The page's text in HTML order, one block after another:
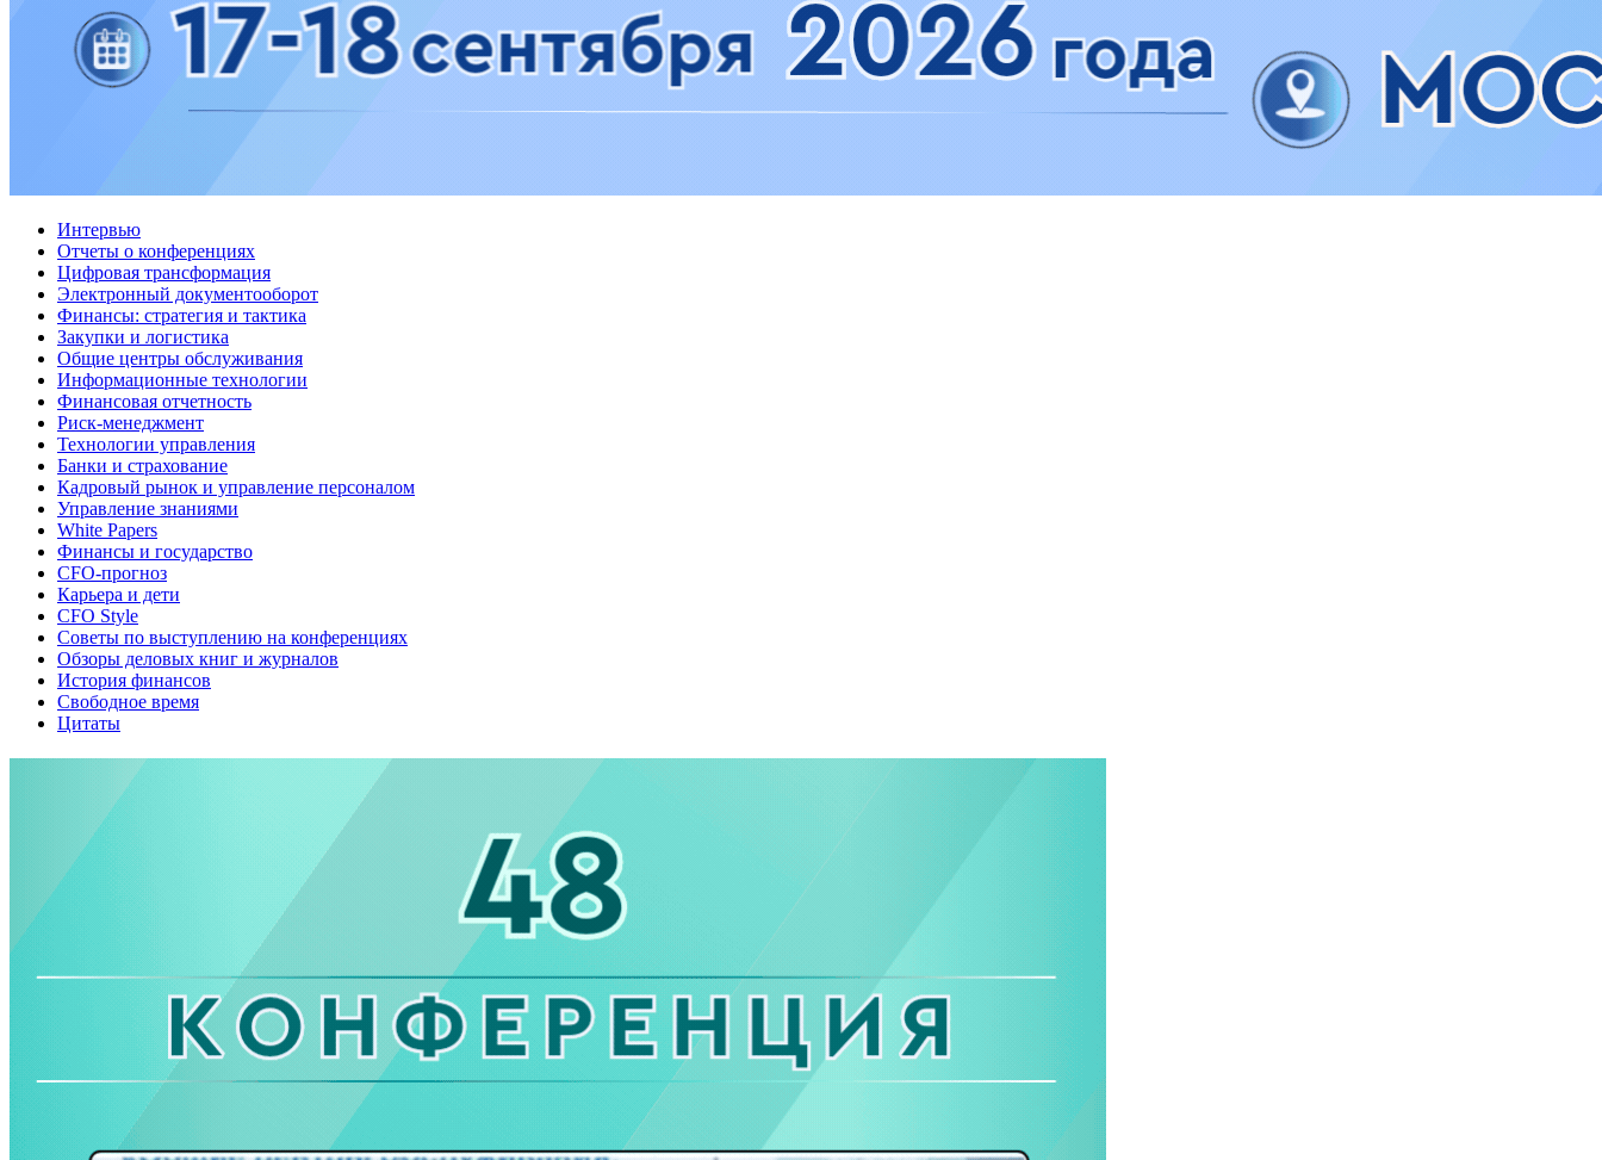
Интервью
Отчеты о конференциях
Цифровая трансформация
Электронный документооборот
Финансы: стратегия и тактика
Закупки и логистика
Общие центры обслуживания
Информационные технологии
Финансовая отчетность
Риск-менеджмент
Технологии управления
Банки и страхование
Кадровый рынок и управление персоналом
Управление знаниями
White Papers
Финансы и государство
CFO-прогноз
Карьера и дети
CFO Style
Советы по выступлению на конференциях
Обзоры деловых книг и журналов
История финансов
Свободное время
Цитаты